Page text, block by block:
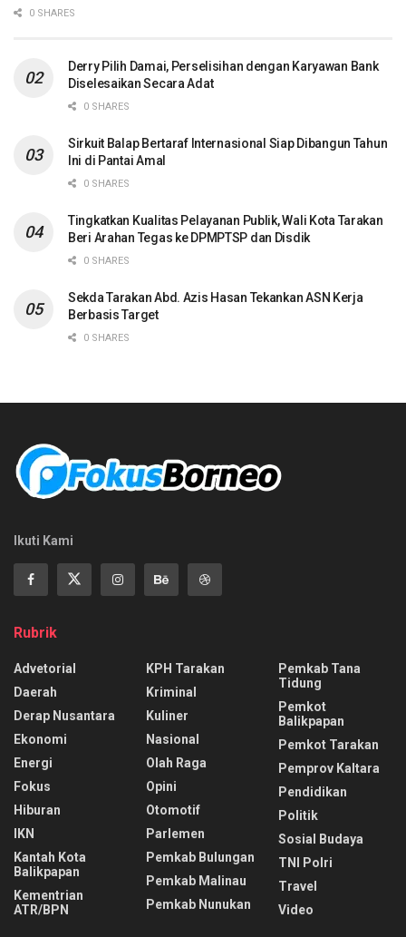
0 SHARES
Derry Pilih Damai, Perselisihan dengan Karyawan Bank
Diselesaikan Secara Adat
0 SHARES
Sirkuit Balap Bertaraf Internasional Siap Dibangun Tahun
Ini di Pantai Amal
0 SHARES
Tingkatkan Kualitas Pelayanan Publik, Wali Kota Tarakan
Beri Arahan Tegas ke DPMPTSP dan Disdik
0 SHARES
Sekda Tarakan Abd. Azis Hasan Tekankan ASN Kerja
Berbasis Target
0 SHARES
Ikuti Kami
Rubrik
Advetorial
Daerah
Derap Nusantara
Ekonomi
Energi
Fokus
Hiburan
IKN
Kantah Kota
Balikpapan
Kementrian
ATR/BPN
KPH Tarakan
Kriminal
Kuliner
Nasional
Olah Raga
Opini
Otomotif
Parlemen
Pemkab Bulungan
Pemkab Malinau
Pemkab Nunukan
Pemkab Tana
Tidung
Pemkot
Balikpapan
Pemkot Tarakan
Pemprov Kaltara
Pendidikan
Politik
Sosial Budaya
TNI Polri
Travel
Video